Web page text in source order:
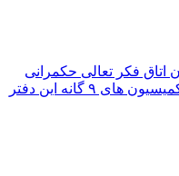
اتاق فکر تعالی حکمرانی
ساختار اجرایی کشور دانسته و کمیسیون های ۹ گانه این دفتر